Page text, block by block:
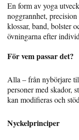
En form av yoga
noggrannhet,
klossar, band, bolster
övningarna efter
För vem passar det?
Alla – från nybörjare
personer med skador,
kan modifieras och
Nyckelprinciper